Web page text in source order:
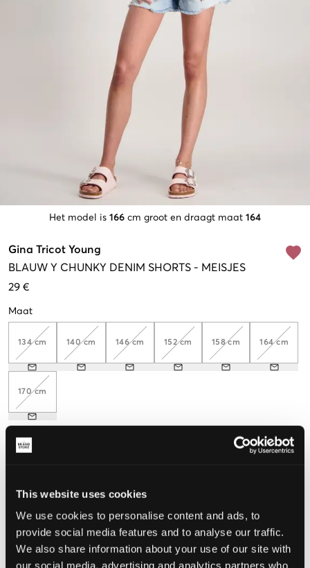
This website uses cookies
We use cookies to personalise content and ads, to
provide social media features and to analyse our traffic.
We also share information about your use of our site with
our social media, advertising and analytics partners who
Het model is 166 cm groot en draagt maat 164
Gina Tricot Young
BLAUW Y CHUNKY DENIM SHORTS - MEISJES
29 €
Maat
134 cm 140 cm 146 cm 152 cm 158 cm 164 cm
170 cm
De maat lijkt
MAATTABEL
KIES EEN MAAT